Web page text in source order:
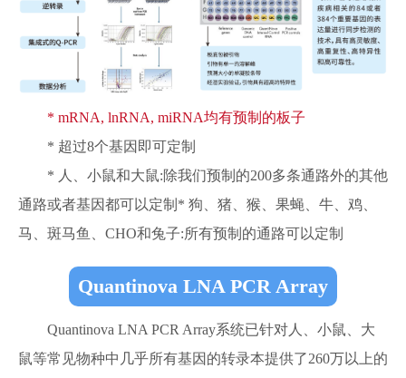
* mRNA, lnRNA, miRNA均有预制的板子
* 超过8个基因即可定制
* 人、小鼠和大鼠:除我们预制的200多条通路外的其他
通路或者基因都可以定制* 狗、猪、猴、果蝇、牛、鸡、
马、斑马鱼、CHO和兔子:所有预制的通路可以定制
Quantinova LNA PCR Array
Quantinova LNA PCR Array系统已针对人、小鼠、大
鼠等常见物种中几乎所有基因的转录本提供了260万以上的